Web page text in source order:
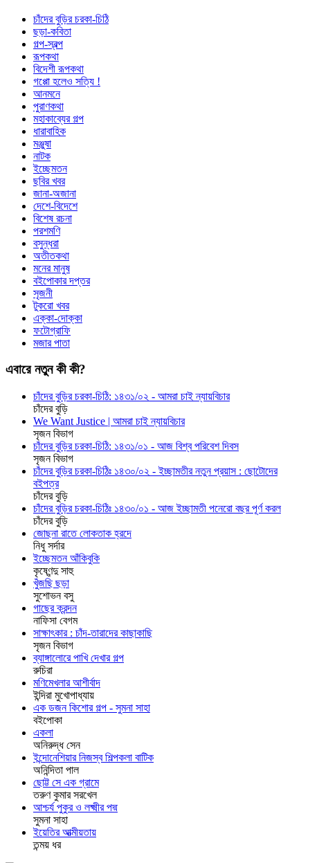
চাঁদের বুড়ির চরকা-চিঠি
ছড়া-কবিতা
গল্প-স্বল্প
রূপকথা
বিদেশী রূপকথা
গপ্পো হলেও সত্যি !
আনমনে
পুরাণকথা
মহাকাব্যের গল্প
ধারাবাহিক
মঞ্জুষা
নাটক
ইচ্ছেমতন
ছবির খবর
জানা-অজানা
দেশে-বিদেশে
বিশেষ রচনা
পরশমণি
বসুন্ধরা
অতীতকথা
মনের মানুষ
বইপোকার দপ্তর
সৃজনী
টুকরো খবর
এক্কা-দোক্কা
ফটোগ্রাফি
মজার পাতা
এবারে নতুন কী কী?
চাঁদের বুড়ির চরকা-চিঠি: ১৪৩১/০২ - আমরা চাই ন্যায়বিচার
চাঁদের বুড়ি
We Want Justice | আমরা চাই ন্যায়বিচার
সৃজন বিভাগ
চাঁদের বুড়ির চরকা-চিঠি: ১৪৩১/০১ - আজ বিশ্ব পরিবেশ দিবস
সৃজন বিভাগ
চাঁদের বুড়ির চরকা-চিঠিঃ ১৪৩০/০২ - ইচ্ছামতীর নতুন প্রয়াস : ছোটোদের
বইপত্র
চাঁদের বুড়ি
চাঁদের বুড়ির চরকা-চিঠিঃ ১৪৩০/০১ - আজ ইচ্ছামতী পনেরো বছর পূর্ণ করল
চাঁদের বুড়ি
জোছনা রাতে লোকতাক হ্রদে
নিধু সর্দার
ইচ্ছেমতন আঁকিবুকি
কৃষ্ণেন্দু সাহু
খুঁজছি ছড়া
সুশোভন বসু
গাছের ক্রন্দন
নাফিসা বেগম
সাক্ষাৎকার : চাঁদ-তারাদের কাছাকাছি
সৃজন বিভাগ
ব্যাঙ্গালোরে পাখি দেখার গল্প
রুচিরা
মণিমেখলার আশীর্বাদ
ইন্দিরা মুখোপাধ্যায়
এক ডজন কিশোর গল্প - সুমনা সাহা
বইপোকা
একলা
অনিরুদ্ধ সেন
ইন্দোনেশিয়ার নিজস্ব শিল্পকলা বাটিক
অনিন্দিতা পাল
ছোট্ট সে এক গ্রামে
তরুণ কুমার সরখেল
আশ্চর্য পুকুর ও লক্ষ্মীর পদ্ম
সুমনা সাহা
ইয়েতির আত্মীয়তায়
তন্ময় ধর